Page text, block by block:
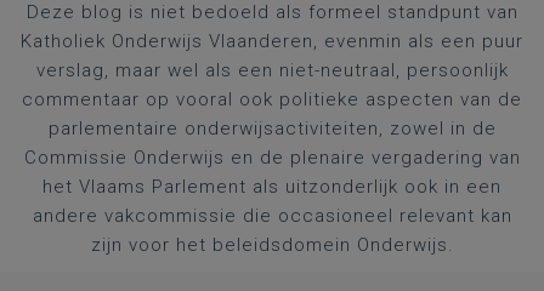
Deze blog is niet bedoeld als formeel standpunt van
Katholiek Onderwijs Vlaanderen, evenmin als een puur
verslag, maar wel als een niet-neutraal, persoonlijk
commentaar op vooral ook politieke aspecten van de
parlementaire onderwijsactiviteiten, zowel in de
Commissie Onderwijs en de plenaire vergadering van
het Vlaams Parlement als uitzonderlijk ook in een
andere vakcommissie die occasioneel relevant kan
zijn voor het beleidsdomein Onderwijs.